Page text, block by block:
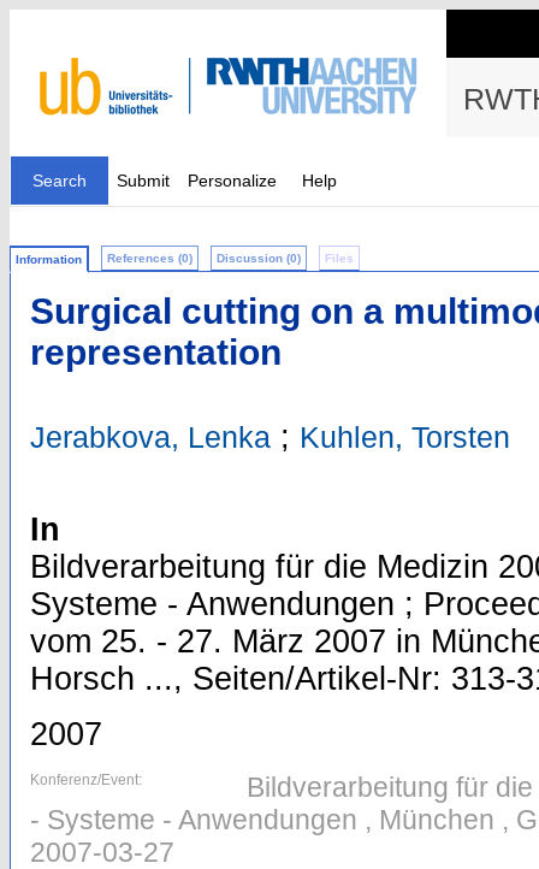
Search Submit Personalize Help
Information References (0) Discussion (0) Files
Surgical cutting on a
representation
Jerabkova, Lenka ; Kuhlen, Torsten
In
Bildverarbeitung für die Medizin
Systeme - Anwendungen ;
vom 25. - 27. März 2007 in
Horsch ..., Seiten/Artikel-Nr: 313-
2007
Konferenz/Event:
Bildverarbeitung für
- Systeme - Anwendungen , München ,
2007-03-27